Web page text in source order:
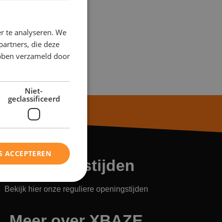
Openingstijden
Bekijk hier onze reguliere openingstijden
te analyseren. We
die deze
verzameld door
Niet-
geclassificeerd
ACCEPTEREN
en accountbeheer. De